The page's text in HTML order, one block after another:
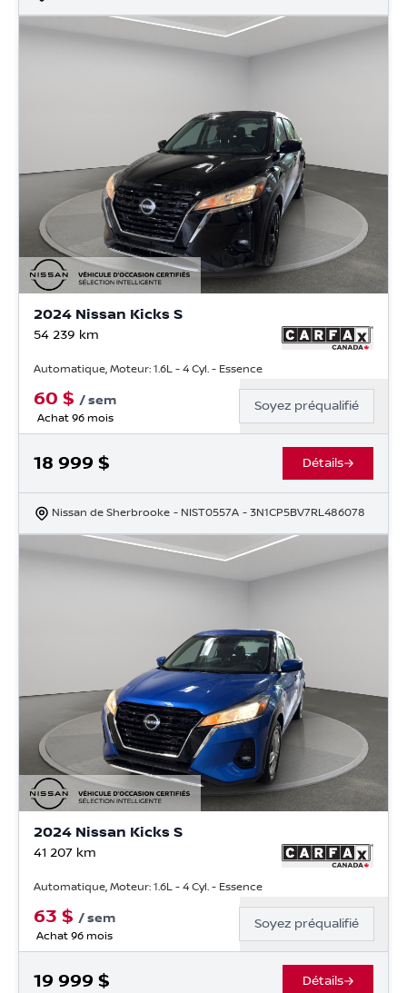
2024 Nissan Kicks S
54 239 km
Automatique, Moteur: 1.6L - 4 Cyl. - Essence
60 $ /sem
Achat 96 mois
Soyez préqualifié
18 999 $ Détails
Nissan de Sherbrooke - NIST0557A - 3N1CP5BV7RL486078
2024 Nissan Kicks S
41 207 km
Automatique, Moteur: 1.6L - 4 Cyl. - Essence
63 $ /sem
Achat 96 mois
Soyez préqualifié
19 999 $ Détails